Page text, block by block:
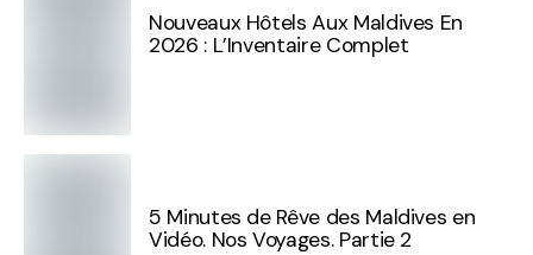
Nouveaux Hôtels Aux Maldives En
2026 : L’Inventaire Complet
5 Minutes de Rêve des Maldives en
Vidéo. Nos Voyages. Partie 2